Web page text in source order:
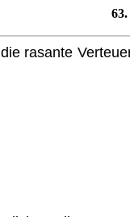
rasante